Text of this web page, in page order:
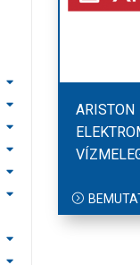
ARISTON